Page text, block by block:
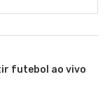
futebol ao vivo